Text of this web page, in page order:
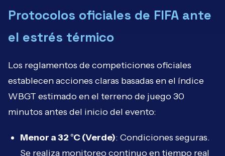
Protocolos oficiales de FIFA ante
el estrés térmico
Los reglamentos de competiciones oficiales
establecen acciones claras basadas en el índice
WBGT estimado en el terreno de juego 30
minutos antes del inicio del evento:
Menor a 32 °C (Verde): Condiciones seguras.
Se realiza monitoreo continuo en tiempo real